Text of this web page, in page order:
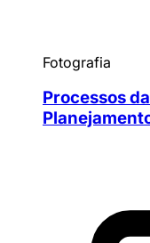
Fotografia
Processos